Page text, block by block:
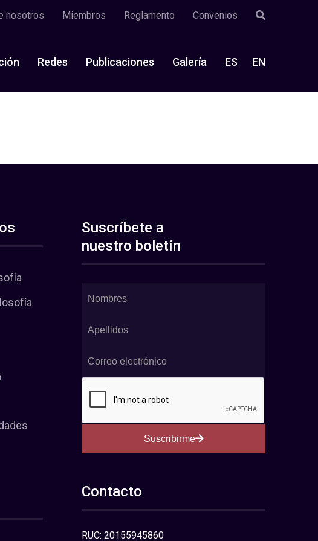
nosotros Miembros Reglamento Convenios
Redes Publicaciones Galería ES EN
Suscríbete a
nuestro boletín
Suscribirme
Contacto
RUC: 20155945860